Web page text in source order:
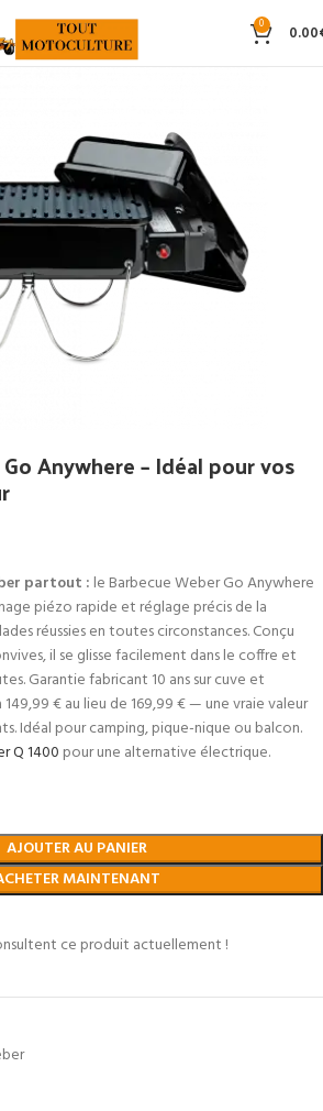
0 0.00
Anywhere – Idéal pour vos
partout : le Barbecue Weber Go Anywhere
piézo rapide et réglage précis de la
réussies en toutes circonstances. Conçu
il se glisse facilement dans le coffre et
Garantie fabricant 10 ans sur cuve et
€ au lieu de 169,99 € — une vraie valeur
Idéal pour camping, pique-nique ou balcon.
Q 1400 pour une alternative électrique.
AJOUTER AU PANIER
MAINTENANT
ce produit actuellement !